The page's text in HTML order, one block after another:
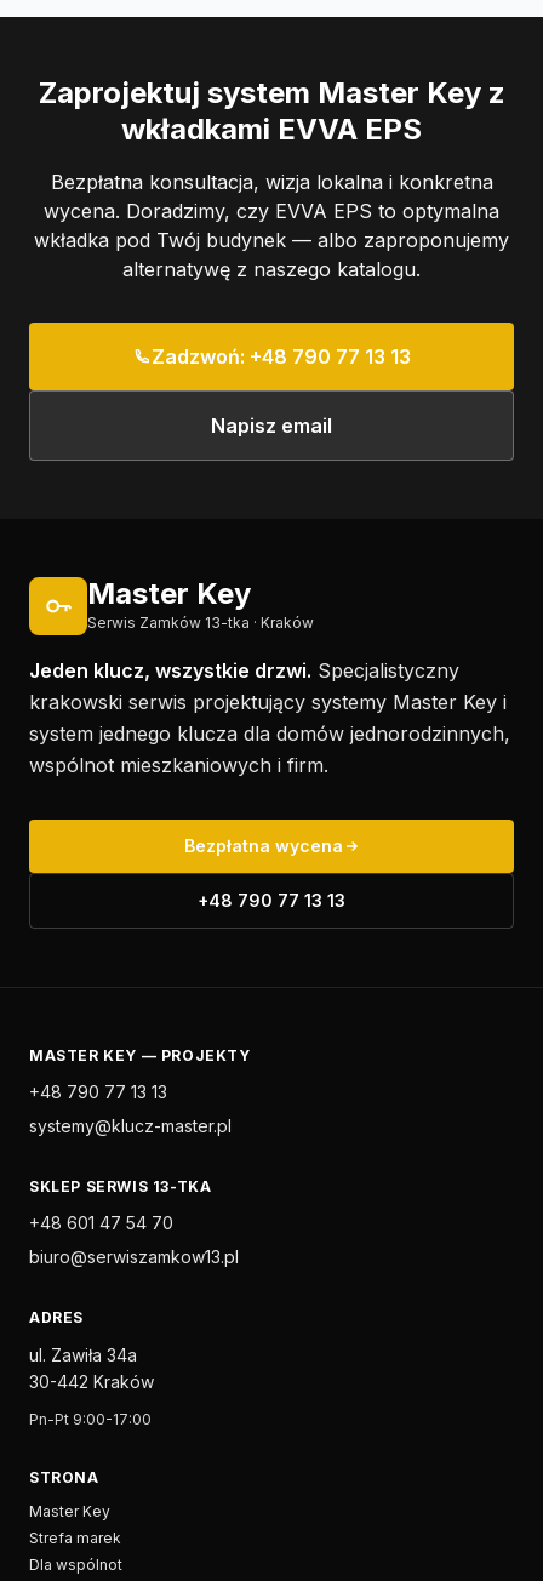
Zaprojektuj system Master Key z
wkładkami EVVA EPS
Bezpłatna konsultacja, wizja lokalna i konkretna
wycena. Doradzimy, czy EVVA EPS to optymalna
wkładka pod Twój budynek — albo zaproponujemy
alternatywę z naszego katalogu.
Zadzwoń: +48 790 77 13 13
Napisz email
Master Key
Serwis Zamków 13-tka · Kraków
Jeden klucz, wszystkie drzwi. Specjalistyczny
krakowski serwis projektujący systemy Master Key i
system jednego klucza dla domów jednorodzinnych,
wspólnot mieszkaniowych i firm.
Bezpłatna wycena
+48 790 77 13 13
MASTER KEY — PROJEKTY
+48 790 77 13 13
systemy@klucz-master.pl
SKLEP SERWIS 13-TKA
+48 601 47 54 70
biuro@serwiszamkow13.pl
ADRES
ul. Zawiła 34a
30-442 Kraków
Pn-Pt 9:00-17:00
STRONA
Master Key
Strefa marek
Dla wspólnot